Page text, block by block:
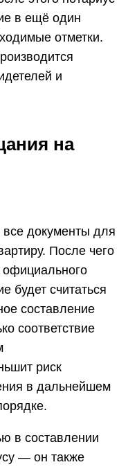
в ещё один
отметки.
и
на
документы для
После чего
официального
будет считаться
составление
соответствие
риск
в дальнейшем
в составлении
— он также